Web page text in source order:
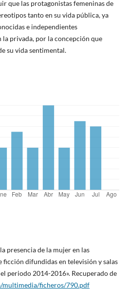
que las protagonistas femeninas de
tanto en su vida pública, ya
e independientes
la privada, por la concepción que
su vida sentimental.
presencia de la mujer en las
ficción difundidas en televisión y salas
periodo 2014-2016». Recuperado de
multimedia/ficheros/790.pdf